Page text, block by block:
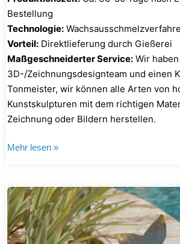
Bestellung
Technologie:
Vorteil: Direktlieferung durch Gießerei
Maßgeschneiderter Service: Wir
3D-/Zeichnungsdesignteam und einen
Tonmeister, wir können alle Arten von
Kunstskulpturen mit dem richtigen
Zeichnung oder Bildern herstellen.
Mehr lesen »